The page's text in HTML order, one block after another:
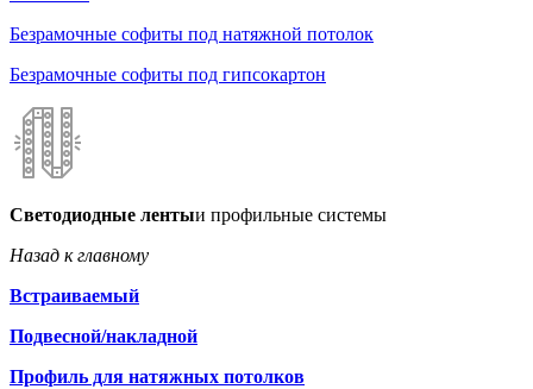
Безрамочные софиты под натяжной потолок
Безрамочные софиты под гипсокартон
Светодиодные лентыи профильные системы
Назад к главному
Встраиваемый
Подвесной/накладной
Профиль для натяжных потолков